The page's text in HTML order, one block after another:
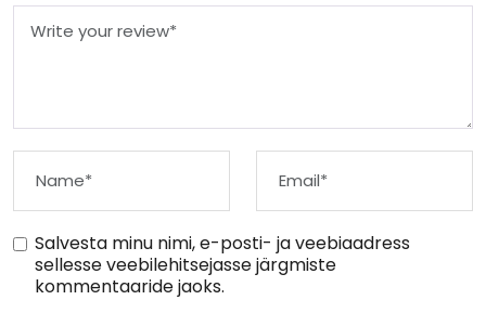
Salvesta minu nimi, e-posti- ja veebiaadress
sellesse veebilehitsejasse järgmiste
kommentaaride jaoks.